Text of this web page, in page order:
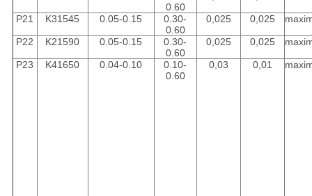
0.60
P21 K31545 0.05-0.15
0.30-
0.60
0,025 0,025
P22 K21590 0.05-0.15
0.30-
0.60
0,025 0,025
P23 K41650 0.04-0.10
0.10-
0.60
0,03 0,01